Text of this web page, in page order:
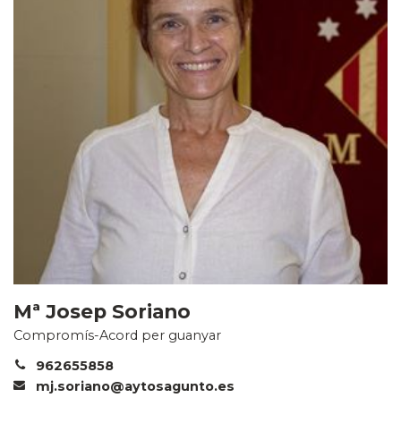
Mª Josep Soriano
Compromís-Acord per guanyar
962655858
mj.soriano@aytosagunto.es